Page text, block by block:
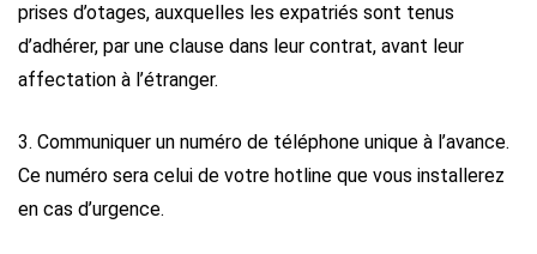
prises d’otages, auxquelles les expatriés sont tenus
d’adhérer, par une clause dans leur contrat, avant leur
affectation à l’étranger.
3. Communiquer un numéro de téléphone unique à l’avance.
Ce numéro sera celui de votre hotline que vous installerez
en cas d’urgence.